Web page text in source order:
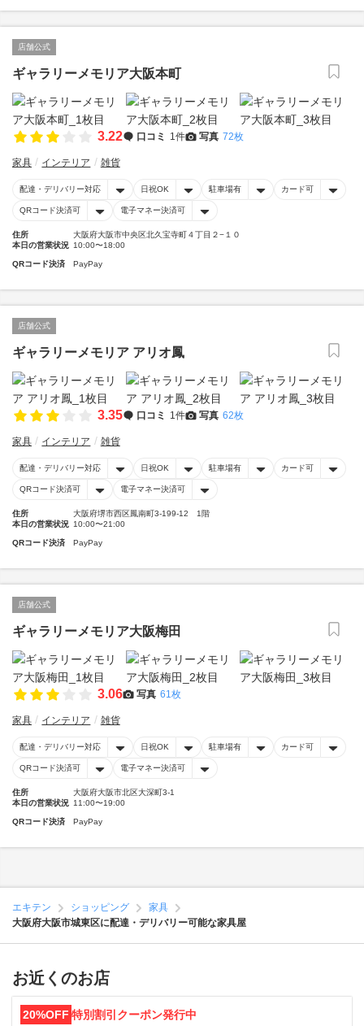
店舗公式
ギャラリーメモリア大阪本町
3.22 口コミ 1件 写真 72枚
家具 インテリア 雑貨
配達・デリバリー対応 日祝OK 駐車場有 カード可
QRコード決済可 電子マネー決済可
住所
大阪府大阪市中央区北久宝寺町４丁目２−１０
本日の営業状況 10:00〜18:00
QRコード決済 PayPay
店舗公式
ギャラリーメモリア アリオ鳳
3.35 口コミ 1件 写真 62枚
家具 インテリア 雑貨
配達・デリバリー対応 日祝OK 駐車場有 カード可
QRコード決済可 電子マネー決済可
住所
大阪府堺市西区鳳南町3-199-12 1階
本日の営業状況 10:00〜21:00
QRコード決済 PayPay
店舗公式
ギャラリーメモリア大阪梅田
3.06 写真 61枚
家具 インテリア 雑貨
配達・デリバリー対応 日祝OK 駐車場有 カード可
QRコード決済可 電子マネー決済可
住所
大阪府大阪市北区大深町3-1
本日の営業状況 11:00〜19:00
QRコード決済 PayPay
エキテン ショッピング
家具
大阪府大阪市城東区に配達・デリバリー可能な家具屋
お近くのお店
20%OFF 特別割引クーポン発行中